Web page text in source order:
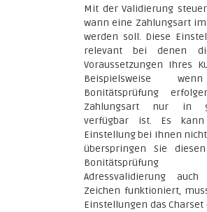
Mit der Validierung
wann eine Zahlungsart
werden soll. Diese
relevant bei denen
Voraussetzungen Ihres
Beispielsweise
Bonitätsprüfung
Zahlungsart nur in
verfügbar ist. Es
Einstellung bei Ihnen
überspringen Sie
Bonitätsprüfung
Adressvalidierung
Zeichen funktioniert,
Einstellungen das